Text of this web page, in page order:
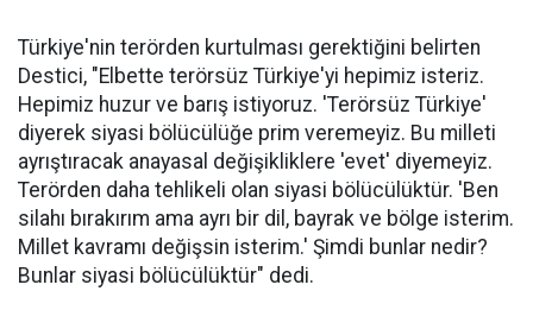
Türkiye'nin terörden kurtulması gerektiğini belirten
Destici, "Elbette terörsüz Türkiye'yi hepimiz isteriz.
Hepimiz huzur ve barış istiyoruz. 'Terörsüz Türkiye'
diyerek siyasi bölücülüğe prim veremeyiz. Bu milleti
ayrıştıracak anayasal değişikliklere 'evet' diyemeyiz.
Terörden daha tehlikeli olan siyasi bölücülüktür. 'Ben
silahı bırakırım ama ayrı bir dil, bayrak ve bölge isterim.
Millet kavramı değişsin isterim.' Şimdi bunlar nedir?
Bunlar siyasi bölücülüktür" dedi.